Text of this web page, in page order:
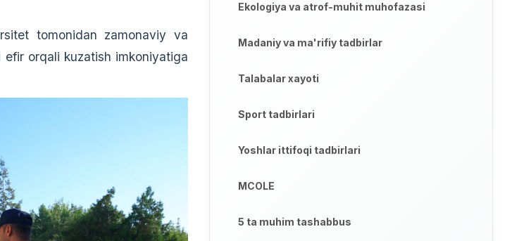
tomonidan zamonaviy va
orqali kuzatish imkoniyatiga
Ekologiya va atrof-muhit muhofazasi
Madaniy va ma'rifiy tadbirlar
Talabalar xayoti
Sport tadbirlari
Yoshlar ittifoqi tadbirlari
MCOLE
5 ta muhim tashabbus